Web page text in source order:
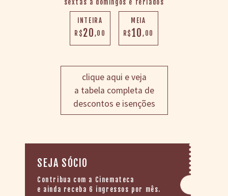
sextas a domingos e feriados
INTEIRA
R$20,00
MEIA
R$10,00
clique aqui e veja
a tabela completa de
descontos e isenções
SEJA SÓCIO
Contribua com a Cinemateca
e ainda receba 6 ingressos por mês.